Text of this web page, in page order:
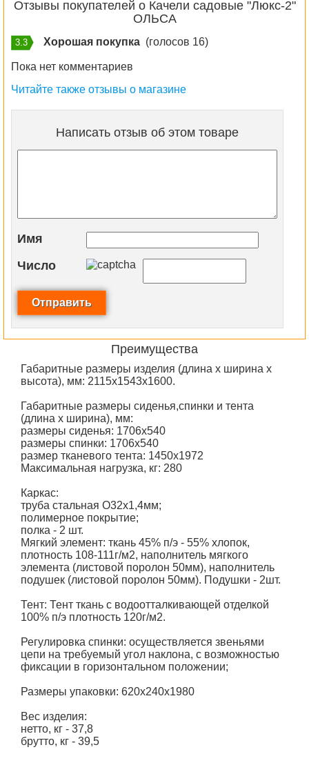
Отзывы покупателей о Качели садовые "Люкс-2"
ОЛЬСА
3.3 Хорошая покупка (голосов 16)
Пока нет комментариев
Читайте также отзывы о магазине
Написать отзыв об этом товаре
Имя
Число
Преимущества
Габаритные размеры изделия (длина х ширина х
высота), мм: 2115х1543х1600.
Габаритные размеры сиденья,спинки и тента
(длина х ширина), мм:
размеры сиденья: 1706х540
размеры спинки: 1706х540
размер тканевого тента: 1450х1972
Максимальная нагрузка, кг: 280
Каркас:
труба стальная O32х1,4мм;
полимерное покрытие;
полка - 2 шт.
Мягкий элемент: ткань 45% п/э - 55% хлопок,
плотность 108-111г/м2, наполнитель мягкого
элемента (листовой поролон 50мм), наполнитель
подушек (листовой поролон 50мм). Подушки - 2шт.
Тент: Тент ткань с водоотталкивающей отделкой
100% п/э плотность 120г/м2.
Регулировка спинки: осуществляется звеньями
цепи на требуемый угол наклона, с возможностью
фиксации в горизонтальном положении;
Размеры упаковки: 620х240х1980
Вес изделия:
нетто, кг - 37,8
брутто, кг - 39,5